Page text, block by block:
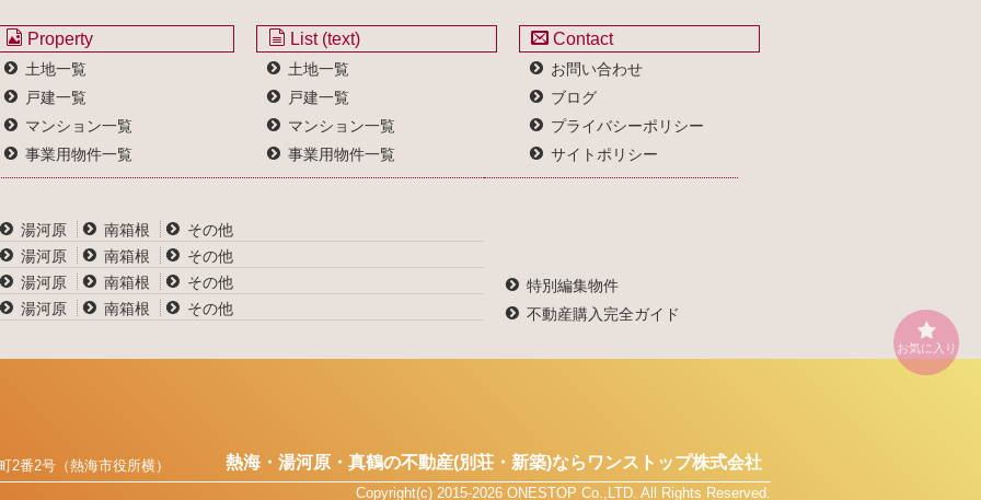
Property
土地一覧
戸建一覧
マンション一覧
事業用物件一覧
List (text)
土地一覧
戸建一覧
マンション一覧
事業用物件一覧
Contact
お問い合わせ
ブログ
プライバシーポリシー
サイトポリシー
湯河原 南箱根
その他
湯河原
南箱根
その他
湯河原
南箱根
その他
湯河原
南箱根 その他
特別編集物件
不動産購入完全ガイド
お気に入り
2番2号（熱海市役所横） 熱海・湯河原・真鶴の不動産(別荘・新築)なら ワンストップ株式会社
Copyright(c) 2015-2026 ONESTOP Co.,LTD. All Rights Reserved.